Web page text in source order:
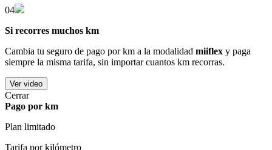
04
Si recorres muchos km
Cambia tu seguro de pago por km a la modalidad miiflex y paga
siempre la misma tarifa, sin importar cuantos km recorras.
Ver video
Cerrar
Pago por km
Plan limitado
Tarifa por kilómetro